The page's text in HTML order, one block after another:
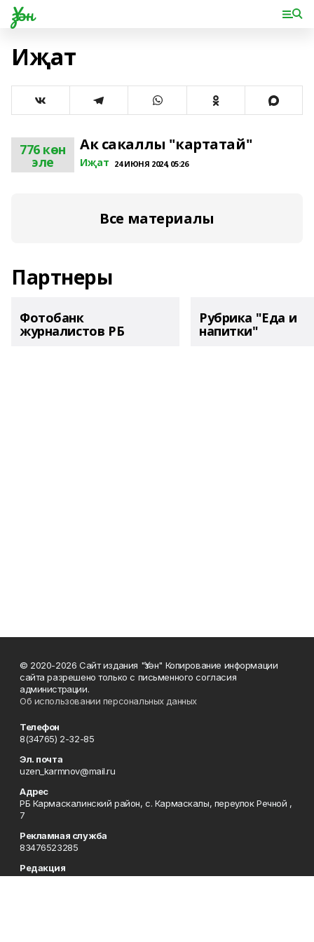
Үзән
Иҗат
776 көн
эле
Ак сакаллы "картатай"
Иҗат 24 ИЮНЯ 2024, 05:26
Все материалы
Партнеры
Фотобанк
журналистов РБ
Рубрика "Еда и
напитки"
© 2020-2026 Сайт издания "Үзән" Копирование информации
сайта разрешено только с письменного согласия
администрации.
Об использовании персональных данных
Телефон
8(34765) 2-32-85
Эл. почта
uzen_karmnov@mail.ru
Адрес
РБ Кармаскалинский район, с. Кармаскалы, переулок Речной ,
7
Рекламная служба
83476523285
Редакция
83476523283